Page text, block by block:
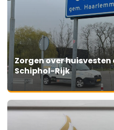
Zorgen over
Schiphol-Rijk